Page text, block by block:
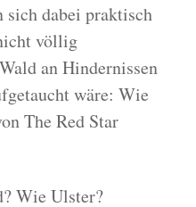
sich dabei praktisch
völlig
an Hindernissen
wäre: Wie
The Red Star
Wie Ulster?